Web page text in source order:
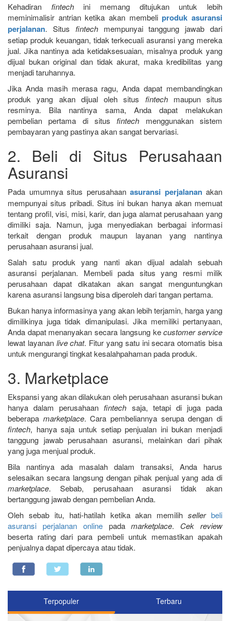
Kehadiran fintechini memang ditujukan untuk lebih
meminimalisir antrian ketika akan membeliproduk asuransi
perjalanan. Situs fintechmempunyai tanggung jawab dari
setiap produk keuangan, tidak terkecuali asuransi yang mereka
jual. Jika nantinya ada ketidaksesuaian, misalnya produk yang
dijual bukan original dan tidak akurat, maka kredibilitas yang
menjadi taruhannya.
Jika Anda masih merasa ragu, Anda dapat membandingkan
produk yang akan dijual oleh situs fintechmaupun situs
resminya. Bila nantinya sama, Anda dapat melakukan
pembelian pertama di situs fintech menggunakan sistem
pembayaran yang pastinya akan sangat bervariasi.
2. Beli di Situs Perusahaan
Asuransi
Pada umumnya situs perusahaan asuransi perjalananakan
mempunyai situs pribadi. Situs ini bukan hanya akan memuat
tentang profil, visi, misi, karir, dan juga alamat perusahaan yang
dimiliki saja. Namun, juga menyediakan berbagai informasi
terkait dengan produk maupun layanan yang nantinya
perusahaan asuransi jual.
Salah satu produk yang nanti akan dijual adalah sebuah
asuransi perjalanan. Membeli pada situs yang resmi milik
perusahaan dapat dikatakan akan sangat menguntungkan
karena asuransi langsung bisa diperoleh dari tangan pertama.
Bukan hanya informasinya yang akan lebih terjamin, harga yang
dimilikinya juga tidak dimanipulasi. Jika memiliki pertanyaan,
Anda dapat menanyakan secara langsung kecustomer service
lewat layanan live chat. Fitur yang satu ini secara otomatis bisa
untuk mengurangi tingkat kesalahpahaman pada produk.
3. Marketplace
Ekspansi yang akan dilakukan oleh perusahaan asuransi bukan
hanya dalam perusahaan fintech saja, tetapi di juga pada
beberapa marketplace. Cara pembeliannya serupa dengan di
fintech, hanya saja untuk setiap penjualan ini bukan menjadi
tanggung jawab perusahaan asuransi, melainkan dari pihak
yang juga menjual produk.
Bila nantinya ada masalah dalam transaksi, Anda harus
selesaikan secara langsung dengan pihak penjual yang ada di
marketplace. Sebab, perusahaan asuransi tidak akan
bertanggung jawab dengan pembelian Anda.
Oleh sebab itu, hati-hatilah ketika akan memilihseller beli
asuransi perjalanan onlinepadamarketplace. Cek review
beserta rating dari para pembeli untuk memastikan apakah
penjualnya dapat dipercaya atau tidak.
Terpopuler Terbaru